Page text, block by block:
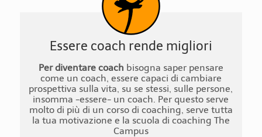
Essere coach rende migliori
Per diventare coach bisogna saper pensare
come un coach, essere capaci di cambiare
prospettiva sulla vita, su se stessi, sulle persone,
insomma -essere- un coach. Per questo serve
molto di più di un corso di coaching, serve tutta
la tua motivazione e la scuola di coaching The
Campus